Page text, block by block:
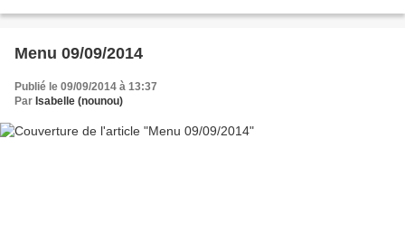
Menu 09/09/2014
Publié le 09/09/2014 à 13:37
Par Isabelle (nounou)